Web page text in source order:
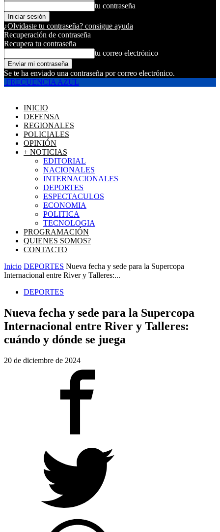
tu contraseña
¿Olvidaste tu contraseña? consigue ayuda
Recuperación de contraseña
Recupera tu contraseña
tu correo electrónico
Se te ha enviado una contraseña por correo electrónico.
FRECUENCIA AZUL
INICIO
DEFENSA
REGIONALES
POLICIALES
OPINIÓN
+ NOTICIAS
EDITORIAL
NACIONALES
INTERNACIONALES
DEPORTES
ESPECTACULOS
ECONOMIA
POLITICA
TECNOLOGIA
PROGRAMACIÓN
QUIENES SOMOS?
CONTACTO
Inicio DEPORTES Nueva fecha y sede para la Supercopa
Internacional entre River y Talleres:...
DEPORTES
Nueva fecha y sede para la Supercopa
Internacional entre River y Talleres:
cuándo y dónde se juega
20 de diciembre de 2024